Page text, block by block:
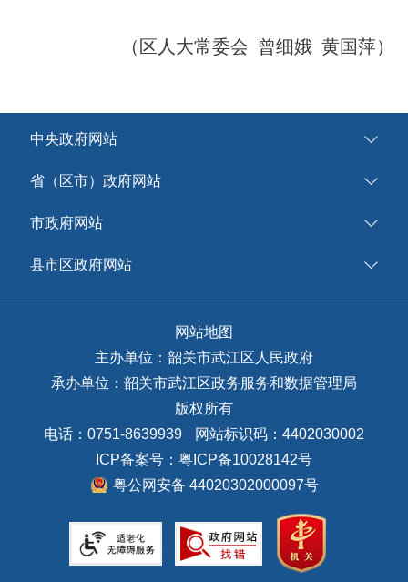
（区人大常委会 曾细娥 黄国萍）
中央政府网站
省（区市）政府网站
市政府网站
县市区政府网站
网站地图
主办单位：韶关市武江区人民政府
承办单位：韶关市武江区政务服务和数据管理局
版权所有
电话：0751-8639939
网站标识码：4402030002
ICP备案号： 粤ICP备10028142号
粤公网安备 44020302000097号